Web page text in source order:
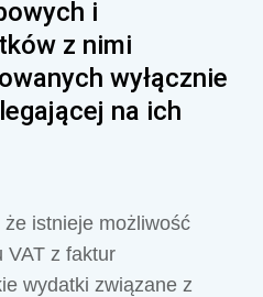
i
z nimi
wyłącznie
na ich
że istnieje możliwość
VAT z faktur
wydatki związane z